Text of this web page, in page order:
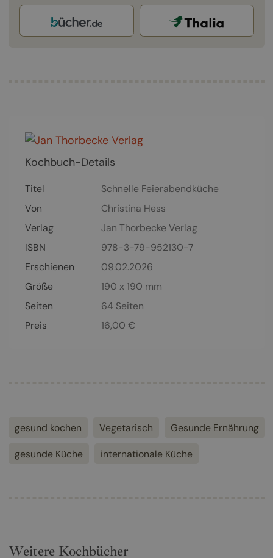
Kochbuch-Details
Titel
Schnelle Feierabendküche
Von
Christina Hess
Verlag
Jan Thorbecke Verlag
ISBN
978-3-79-952130-7
Erschienen
09.02.2026
Größe
190 x 190 mm
Seiten
64 Seiten
Preis
16,00 €
gesund kochen Vegetarisch Gesunde Ernährung
gesunde Küche internationale Küche
Weitere Kochbücher